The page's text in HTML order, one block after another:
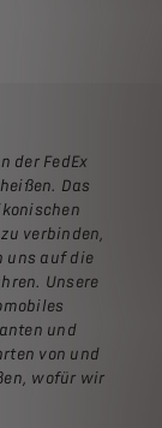
der FedEx
Das
verbinden,
uns auf die
Unsere
und
von und
wofür wir